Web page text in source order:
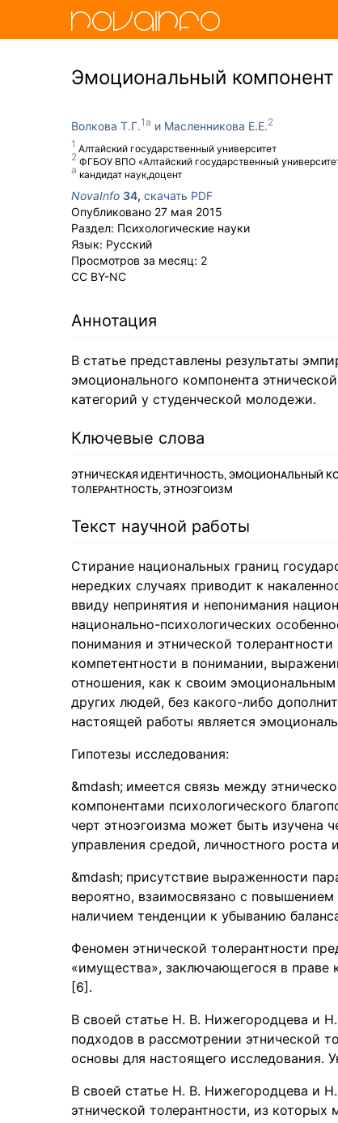
Эмоциональный компонент
Волкова Т.Г.
Алтайский государственный университет
кандидат наук,доцент
Масленникова Е.Е.
ФГБОУ ВПО «Алтайский государственный
NovaInfo 34, скачать PDF
Опубликовано 27 мая 2015
Раздел: Психологические науки
Язык: Русский
Просмотров за месяц: 2
CC BY-NC
Аннотация
В статье представлены результаты
эмоционального компонента
категорий у студенческой молодежи.
Ключевые слова
ЭТНИЧЕСКАЯ ИДЕНТИЧНОСТЬ, ЭМОЦИОНАЛЬНЫЙ
ТОЛЕРАНТНОСТЬ, ЭТНОЭГОИЗМ
Текст научной работы
Стирание национальных границ
нередких случаях приводит к
ввиду непринятия и непонимания
национально-психологических
понимания и этнической
компетентности в понимании,
отношения, как к своим
других людей, без какого-либо
настоящей работы является
Гипотезы исследования:
имеется связь между
компонентами психологического
черт этноэгоизма может быть изучена
управления средой, личностного
присутствие выраженности
вероятно, взаимосвязано с
наличием тенденции к убыванию
Феномен этнической толерантности
«имущества», заключающегося в праве
[6].
В своей статье Н. В. Нижегородцева и
подходов в рассмотрении этнической
основы для настоящего исследования.
В своей статье Н. В. Нижегородцева и
этнической толерантности, из